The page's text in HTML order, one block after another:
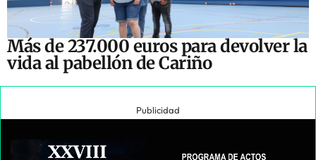
Más de 237.000 euros para devolver la
vida al pabellón de Cariño
Publicidad